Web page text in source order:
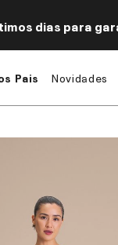
dias para
Pais Novidades